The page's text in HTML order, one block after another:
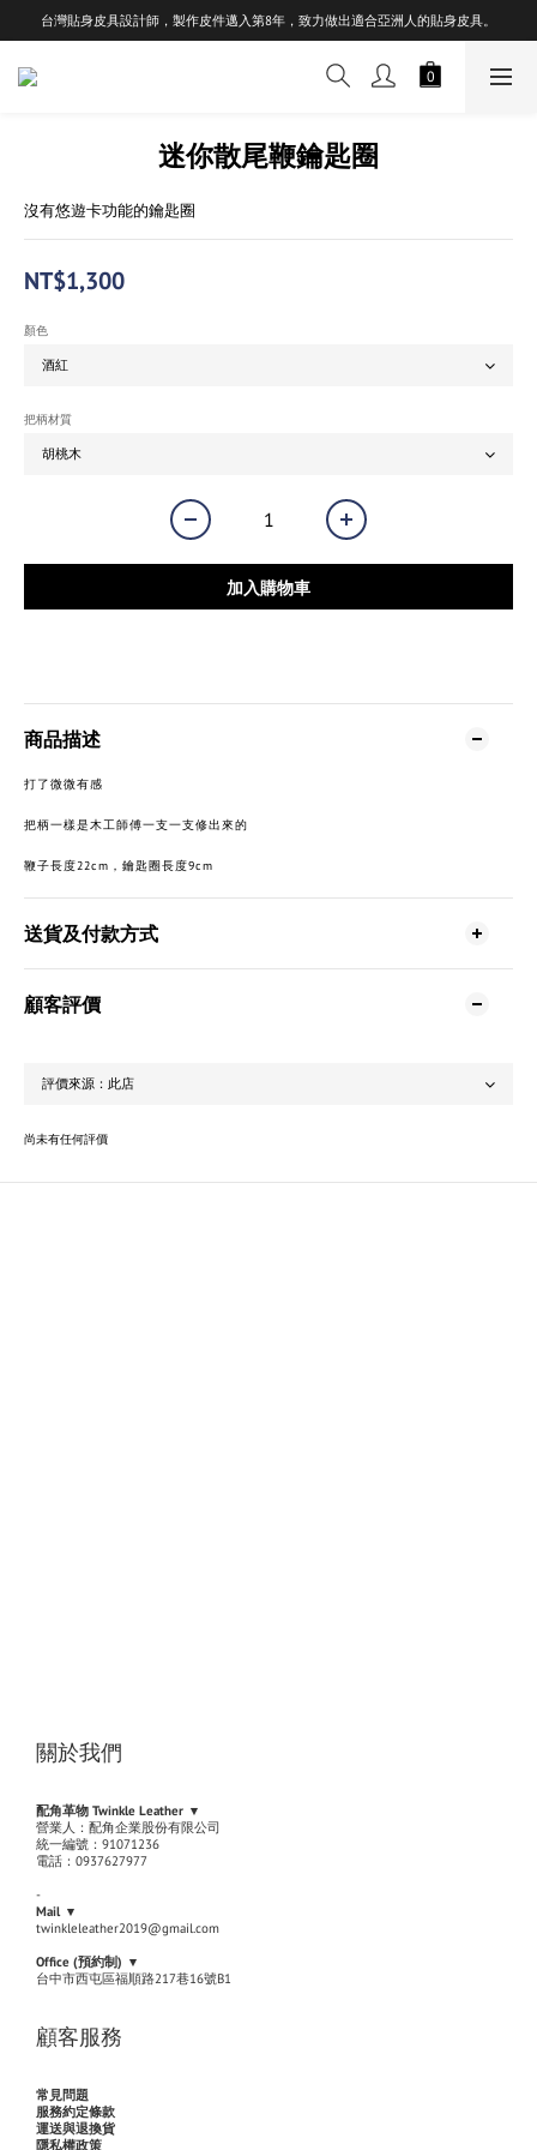
台灣貼身皮具設計師，製作皮件邁入第8年，致力做出適合亞洲人的貼身皮具。
迷你散尾鞭鑰匙圈
沒有悠遊卡功能的鑰匙圈
NT$1,300
顏色
把柄材質
加入購物車
商品描述
打了微微有感
把柄一樣是木工師傅一支一支修出來的
鞭子長度22cm，鑰匙圈長度9cm
送貨及付款方式
顧客評價
尚未有任何評價
關於我們
配角革物 Twinkle Leather ▾
營業人：配角企業股份有限公司
統一編號：91071236
電話：0937627977
-
Mail ▾
twinkleleather2019@gmail.com
Office (預約制) ▾
台中市西屯區福順路217巷16號B1
顧客服務
常見問題
服務約定條款
運送與退換貨
隱私權政策